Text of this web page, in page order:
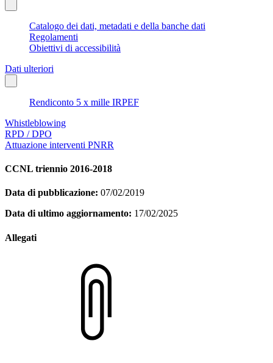
Catalogo dei dati, metadati e della banche dati
Regolamenti
Obiettivi di accessibilità
Dati ulteriori
Rendiconto 5 x mille IRPEF
Whistleblowing
RPD / DPO
Attuazione interventi PNRR
CCNL triennio 2016-2018
Data di pubblicazione: 07/02/2019
Data di ultimo aggiornamento: 17/02/2025
Allegati